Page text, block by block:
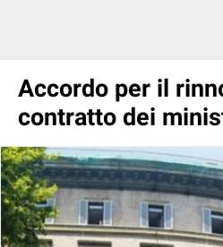
Accordo per il
contratto dei